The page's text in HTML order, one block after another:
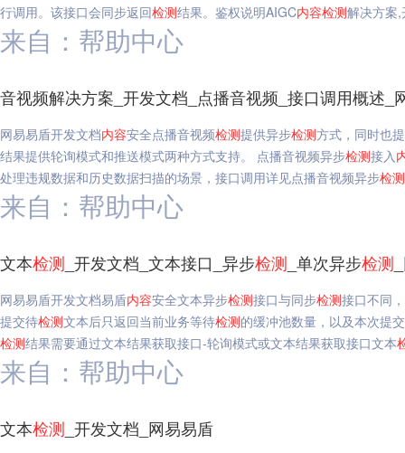
行调用。该接口会同步返回检测结果。鉴权说明AIGC内容检测解决方案
来自：帮助中心
音视频解决方案_开发文档_点播音视频_接口调用概述_
网易易盾开发文档内容安全点播音视频检测提供异步检测方式，同时也
结果提供轮询模式和推送模式两种方式支持。 点播音视频异步检测接入
处理违规数据和历史数据扫描的场景，接口调用详见点播音视频异步检测
来自：帮助中心
文本检测 _开发文档_文本接口_异步检测 _单次异步检测
网易易盾开发文档易盾内容安全文本异步检测接口与同步检测接口不同
提交待检测文本后只返回当前业务等待检测的缓冲池数量，以及本次提
检测结果需要通过文本结果获取接口-轮询模式或文本结果获取接口文本
来自：帮助中心
文本检测 _开发文档_网易易盾